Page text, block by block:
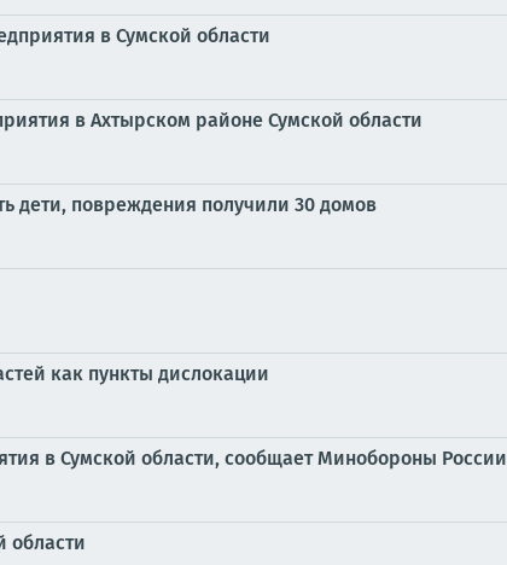
в Сумской области
в Ахтырском районе Сумской области
дети, повреждения получили 30 домов
как пункты дислокации
в Сумской области, сообщает Минобороны России
области